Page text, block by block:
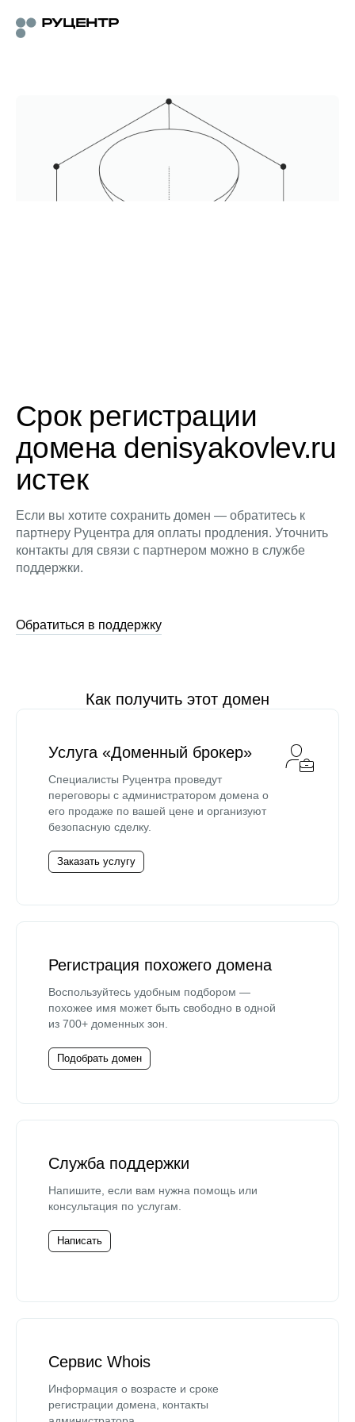
Срок регистрации
домена denisyakovlev.ru
истек
Если вы хотите сохранить домен — обратитесь к
партнеру Руцентра для оплаты продления. Уточнить
контакты для связи с партнером можно в службе
поддержки.
Обратиться в поддержку
Как получить этот домен
Услуга «Доменный брокер»
Специалисты Руцентра проведут
переговоры с администратором домена о
его продаже по вашей цене и организуют
безопасную сделку.
Заказать услугу
Регистрация похожего домена
Воспользуйтесь удобным подбором —
похожее имя может быть свободно в одной
из 700+ доменных зон.
Подобрать домен
Служба поддержки
Напишите, если вам нужна помощь или
консультация по услугам.
Написать
Сервис Whois
Информация о возрасте и сроке
регистрации домена, контакты